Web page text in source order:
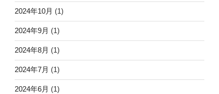
2024年10月 (1)
2024年9月 (1)
2024年8月 (1)
2024年7月 (1)
2024年6月 (1)